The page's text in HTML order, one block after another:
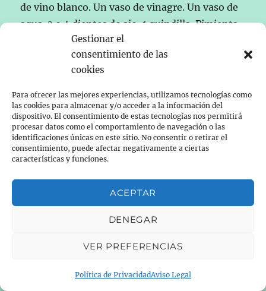
Gestionar el
consentimiento de las
cookies
Para ofrecer las mejores experiencias, utilizamos tecnologías como
las cookies para almacenar y/o acceder a la información del
dispositivo. El consentimiento de estas tecnologías nos permitirá
procesar datos como el comportamiento de navegación o las
identificaciones únicas en este sitio. No consentir o retirar el
consentimiento, puede afectar negativamente a ciertas
características y funciones.
ACEPTAR
DENEGAR
VER PREFERENCIAS
Política de PrivacidadAviso Legal
de vino blanco. Un vaso de vinagre. Un vaso de
agua. 3 o 4 dientes de ajo, 1 guindilla. Pimienta,
sal, especies,… Enharinamos las sardinas y las
freímos un poco. Mientras preparamos la
escabeche mezclándolo todo en un bol. Una…
<<Leer más>>
Aviso legal.
Política de privacidad.
Quién soy.
Otro proyecto del autor:msolasm.es